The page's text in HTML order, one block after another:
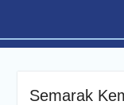
Semarak